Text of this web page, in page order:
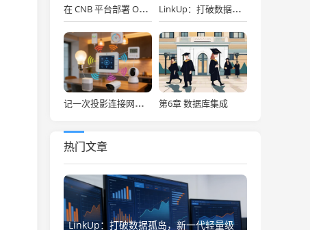
在 CNB 平台部署 OpenClaw，API Key 免费用，30秒搞定！ LinkUp：打破数据孤岛，新一代轻量级企业级数据集成平台深度解析
记一次投影连接网络存储 第6章 数据库集成
热门文章
LinkUp：打破数据孤岛，新一代轻量级